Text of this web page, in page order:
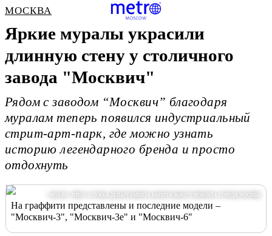
МОСКВА
Яркие муралы украсили
длинную стену у столичного
завода "Москвич"
Рядом с заводом “Москвич” благодаря
муралам теперь появился индустриальный
стрит-арт-парк, где можно узнать
историю легендарного бренда и просто
отдохнуть
/ MOS.RU / ПРЕСС-СЛУЖБА ДЕПАРТАМЕНТА КАПИТАЛЬНОГО РЕМОНТА ГОРОДА МОСКВЫ
На граффити представлены и последние модели –
"Москвич-3", "Москвич-3е" и "Москвич-6"